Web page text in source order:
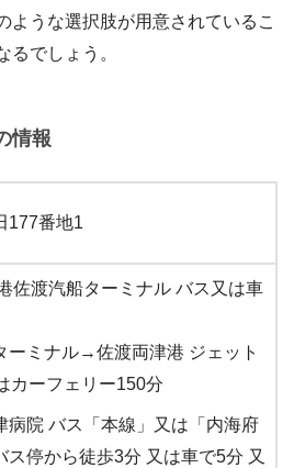
ような選択肢が用意されているこ
るでしょう。
情報
177番地1
佐渡汽船ターミナル バス又は車
ーミナル→佐渡両津港 ジェット
カーフェリー150分
院 バス「本線」又は「内海府
ス停から徒歩3分 又は車で5分 又